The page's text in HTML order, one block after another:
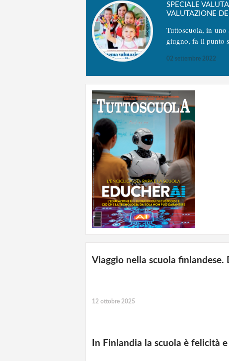
SPECIALE
VALUTAZIONE
Tuttoscuola, in uno
giugno, fa il punto
02 settembre 2022
Viaggio nella scuola
12 ottobre 2025
In Finlandia la scuola è felicità